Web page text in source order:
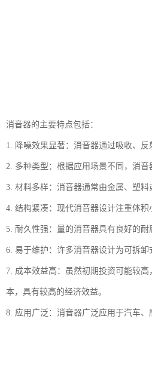
消音器的主要特点包括：
1. 降噪效果显著：消音器通过吸收、
2. 多种类型：根据应用场景不同，消
3. 材料多样：消音器通常由金属、塑
4. 结构紧凑：现代消音器设计注重体
5. 耐久性强：量的消音器具有良好的
6. 易于维护：许多消音器设计为可拆
7. 成本效益高：虽然初期投资可能较
本，具有较高的经济效益。
8. 应用广泛：消音器广泛应用于汽车